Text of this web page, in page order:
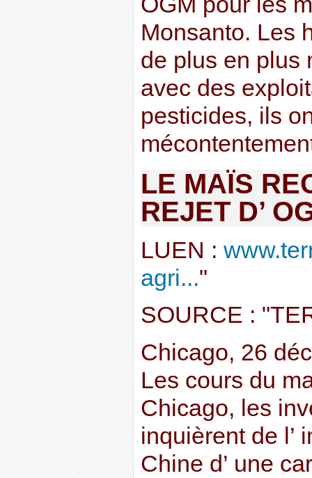
Monsanto. Les
de plus en plus
avec des
pesticides, ils
LE MAÏS
REJET D’
LUEN :
agri..."
SOURCE :
Chicago, 26
Les cours du
Chicago, les
inquièrent de l’
Chine d’ une